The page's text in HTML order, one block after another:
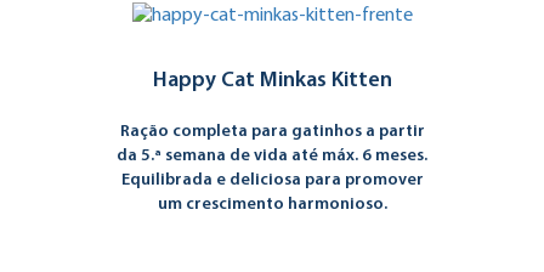
Happy Cat Minkas Kitten
Ração completa para gatinhos a partir
da 5.ª semana de vida até máx. 6 meses.
Equilibrada e deliciosa para promover
um crescimento harmonioso.